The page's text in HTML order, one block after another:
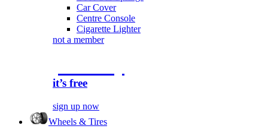
Car Cover
Centre Console
Cigarette Lighter
not a member
it’s free
sign up now
Wheels & Tires